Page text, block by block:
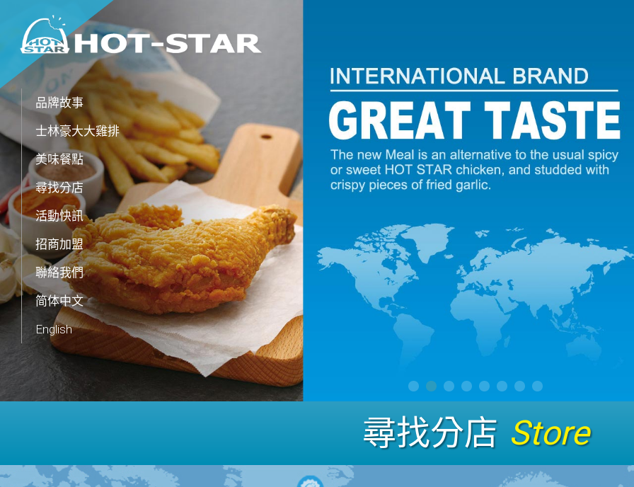
品牌故事
士林豪大大雞排
美味餐點
尋找分店
活動快訊
招商加盟
聯絡我們
简体中文
English
尋找分店 Store